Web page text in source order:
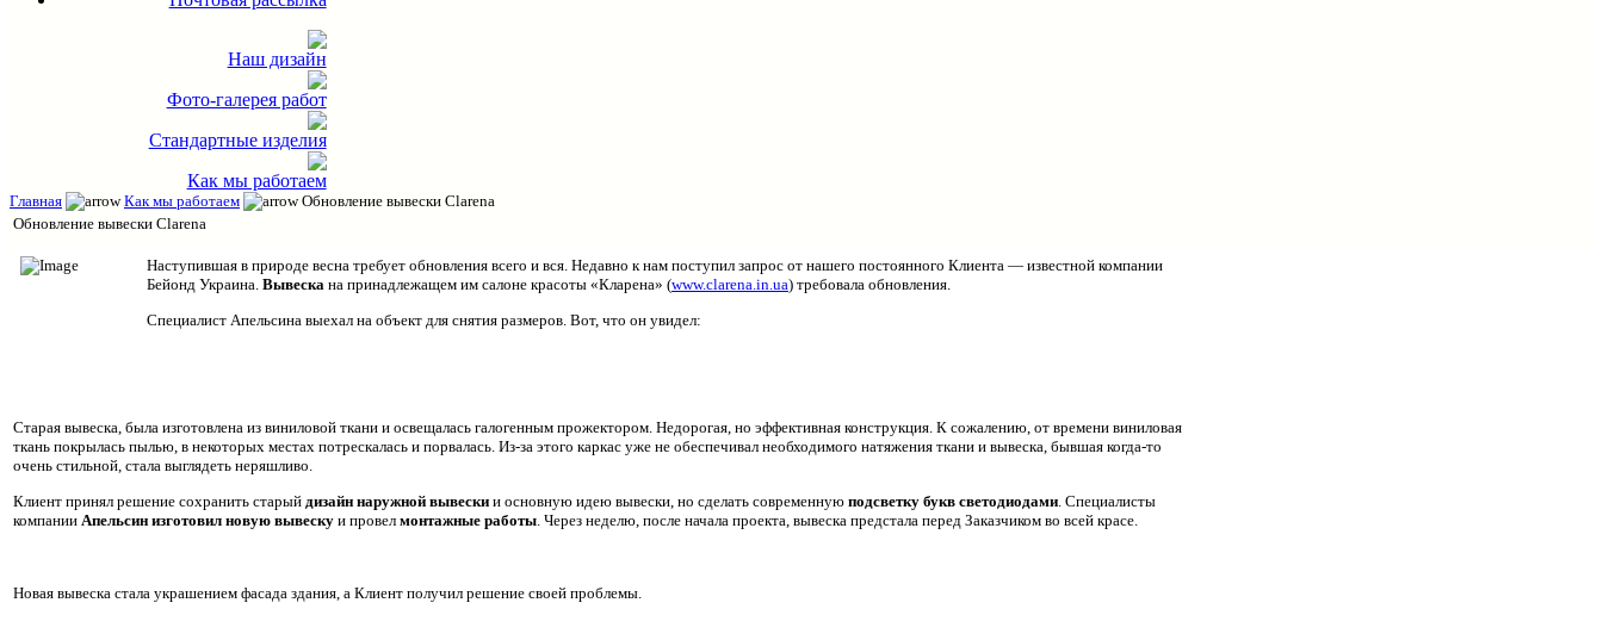
Наш дизайн
Фото-галерея работ
Стандартные изделия
Как мы работаем
Главная Как мы работаем
Обновление вывески Clarena
Обновление вывески Clarena
Наступившая в природе весна требует обновления всего и вся. Недавно к нам поступил запрос от нашего постоянного Клиента — известной компании
Бейонд Украина. Вывеска на принадлежащем им салоне красоты «Кларена» (www.clarena.in.ua) требовала обновления.
Специалист Апельсина выехал на объект для снятия размеров. Вот, что он увидел:
Старая вывеска, была изготовлена из виниловой ткани и освещалась галогенным прожектором. Недорогая, но эффективная конструкция. К сожалению, от времени виниловая
ткань покрылась пылью, в некоторых местах потрескалась и порвалась. Из-за этого каркас уже не обеспечивал необходимого натяжения ткани и вывеска, бывшая когда-то
очень стильной, стала выглядеть неряшливо.
Клиент принял решение сохранить старый дизайн наружной вывески и основную идею вывески, но сделать современную подсветку букв светодиодами . Специалисты
компании Апельсин изготовил новую вывеску и провел монтажные работы . Через неделю, после начала проекта, вывеска предстала перед Заказчиком во всей красе.
Новая вывеска стала украшением фасада здания, а Клиент получил решение своей проблемы.